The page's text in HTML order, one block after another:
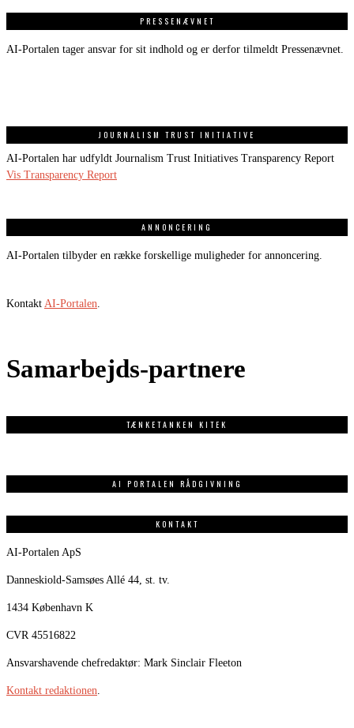
PRESSENÆVNET
AI-Portalen tager ansvar for sit indhold og er derfor tilmeldt Pressenævnet.
JOURNALISM TRUST INITIATIVE
AI-Portalen har udfyldt Journalism Trust Initiatives Transparency Report
Vis Transparency Report
ANNONCERING
AI-Portalen tilbyder en række forskellige muligheder for annoncering.
Kontakt AI-Portalen
Samarbejds-partnere
TÆNKETANKEN KITEK
AI PORTALEN RÅDGIVNING
KONTAKT
AI-Portalen ApS
Danneskiold-Samsøes Allé 44, st. tv.
1434 København K
CVR 45516822
Ansvarshavende chefredaktør: Mark Sinclair Fleeton
Kontakt redaktionen